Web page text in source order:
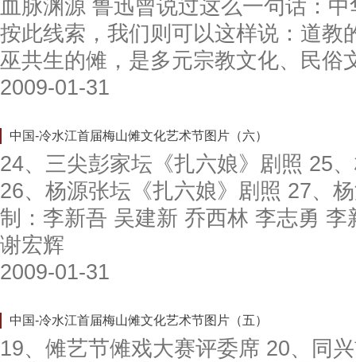
血脉渊源 鲁迅曾说过这么一句话：
按此线索，我们则可以这样说：道教
巫共生的傩，是多元宗教文化、民俗
2009-01-31
中国-冷水江首届梅山傩文化艺术节图片（六）
24、三尖彭家坛《扎六娘》剧照 25
26、杨源张坛《扎六娘》剧照 27、
制：李新吾 吴建新 乔西林 李志勇
谢宏辉
2009-01-31
中国-冷水江首届梅山傩文化艺术节图片（五）
19、傩艺节傩戏大赛评委席 20、同